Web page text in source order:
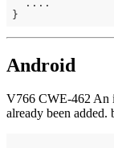
  ....
Android
V766 CWE-462 An
already been added.